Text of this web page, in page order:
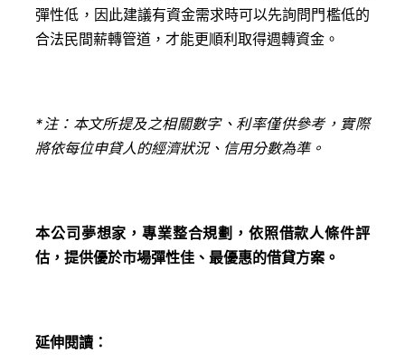
彈性低，因此建議有資金需求時可以先詢問門檻低的
合法民間薪轉管道，才能更順利取得週轉資金。
*注：本文所提及之相關數字、利率僅供參考，實際
將依每位申貸人的經濟狀況、信用分數為準。
本公司夢想家，專業整合規劃，依照借款人條件評
估，提供優於市場彈性佳、最優惠的借貸方案。
延伸閱讀：